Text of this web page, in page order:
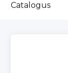
Catalogus